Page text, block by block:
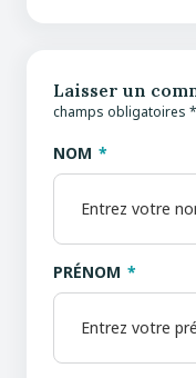
Laisser un
champs obligatoires *
NOM
PRÉNOM